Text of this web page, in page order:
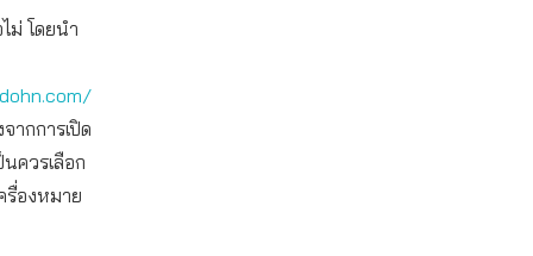
ม่ โดยนำ
ากการเปิด
ควรเลือก
รื่องหมาย